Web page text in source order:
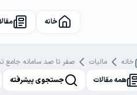
خانه
خانه مالیات
صفر تا صد سامانه جامع
همه مقالات
جستجوی پیشرفته